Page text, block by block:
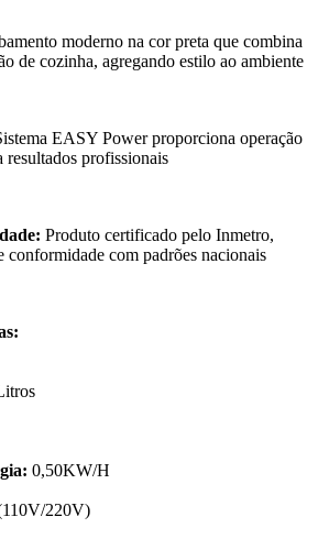
moderno na cor preta que combina
de cozinha, agregando estilo ao ambiente
EASY Power proporciona operação
profissionais
Produto certificado pelo Inmetro,
conformidade com padrões nacionais
0,50KW/H
220V)